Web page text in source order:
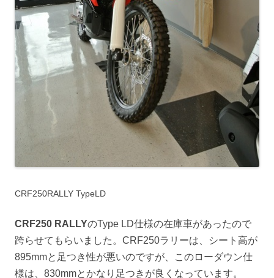
CRF250RALLY TypeLD
CRF250 RALLYのType LD仕様の在庫車があったので
跨らせてもらいました。CRF250ラリーは、シート高が
895mmと足つき性が悪いのですが、このローダウン仕
様は、830mmとかなり足つきが良くなっています。